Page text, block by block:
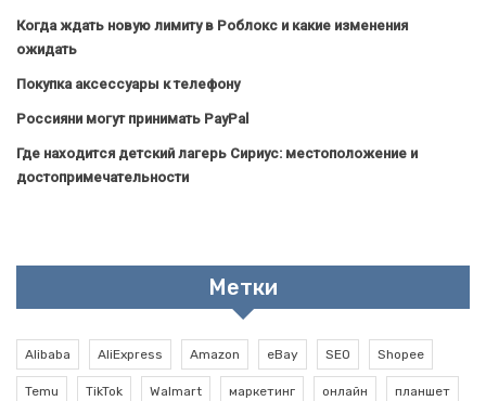
Когда ждать новую лимиту в Роблокс и какие изменения
ожидать
Покупка аксессуары к телефону
Россияни могут принимать PayPal
Где находится детский лагерь Сириус: местоположение и
достопримечательности
Метки
Alibaba AliExpress Amazon eBay SEO Shopee
Temu TikTok Walmart маркетинг онлайн планшет